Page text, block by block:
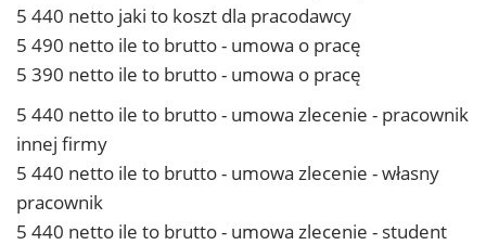
5 440 netto jaki to koszt dla pracodawcy
5 490 netto ile to brutto - umowa o pracę
5 390 netto ile to brutto - umowa o pracę
5 440 netto ile to brutto - umowa zlecenie - pracownik
innej firmy
5 440 netto ile to brutto - umowa zlecenie - własny
pracownik
5 440 netto ile to brutto - umowa zlecenie - student